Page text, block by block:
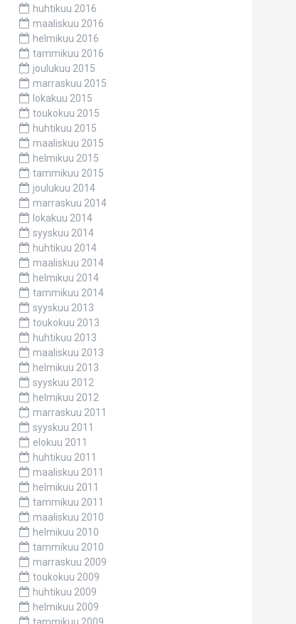
huhtikuu 2016
maaliskuu 2016
helmikuu 2016
tammikuu 2016
joulukuu 2015
marraskuu 2015
lokakuu 2015
toukokuu 2015
huhtikuu 2015
maaliskuu 2015
helmikuu 2015
tammikuu 2015
joulukuu 2014
marraskuu 2014
lokakuu 2014
syyskuu 2014
huhtikuu 2014
maaliskuu 2014
helmikuu 2014
tammikuu 2014
syyskuu 2013
toukokuu 2013
huhtikuu 2013
maaliskuu 2013
helmikuu 2013
syyskuu 2012
helmikuu 2012
marraskuu 2011
syyskuu 2011
elokuu 2011
huhtikuu 2011
maaliskuu 2011
helmikuu 2011
tammikuu 2011
maaliskuu 2010
helmikuu 2010
tammikuu 2010
marraskuu 2009
toukokuu 2009
huhtikuu 2009
helmikuu 2009